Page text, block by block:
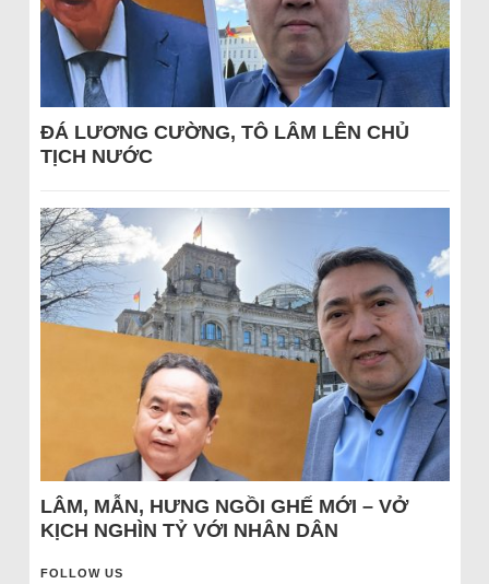
ĐÁ LƯƠNG CƯỜNG, TÔ LÂM LÊN CHỦ
TỊCH NƯỚC
LÂM, MẪN, HƯNG NGỒI GHẾ MỚI – VỞ
KỊCH NGHÌN TỶ VỚI NHÂN DÂN
FOLLOW US